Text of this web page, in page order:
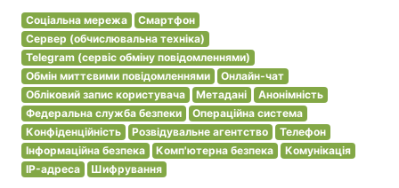
Соціальна мережа
Смартфон
Сервер (обчислювальна техніка)
Telegram (сервіс обміну повідомленнями)
Обмін миттєвими повідомленнями
Онлайн-чат
Обліковий запис користувача
Метадані
Анонімність
Федеральна служба безпеки
Операційна система
Конфіденційність
Розвідувальне агентство
Телефон
Інформаційна безпека
Комп'ютерна безпека
Комунікація
IP-адреса
Шифрування